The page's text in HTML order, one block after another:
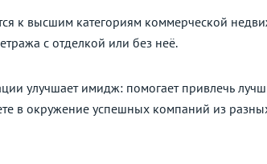
к высшим категориям коммерческой
с отделкой или без неё.
улучшает имидж: помогает привлечь
в окружение успешных компаний из